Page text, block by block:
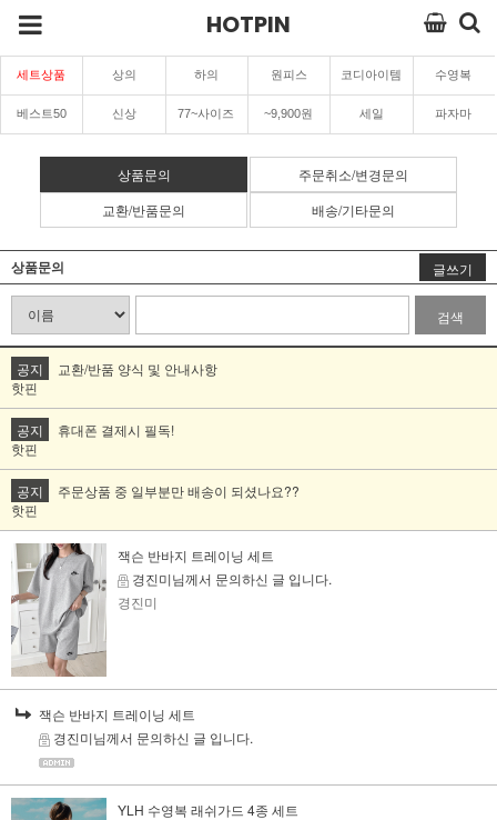
HOTPIN
세트상품 상의 하의 원피스 코디아이템 수영복
베스트50 신상 77~사이즈 ~9,900원 세일 파자마
상품문의
주문취소/변경문의
교환/반품문의
배송/기타문의
상품문의 글쓰기
검색
공지
교환/반품 양식 및 안내사항
핫핀
공지
휴대폰 결제시 필독!
핫핀
공지
주문상품 중 일부분만 배송이 되셨나요??
핫핀
잭슨 반바지 트레이닝 세트
경진미님께서 문의하신 글 입니다.
경진미
잭슨 반바지 트레이닝 세트
경진미님께서 문의하신 글 입니다.
YLH 수영복 래쉬가드 4종 세트